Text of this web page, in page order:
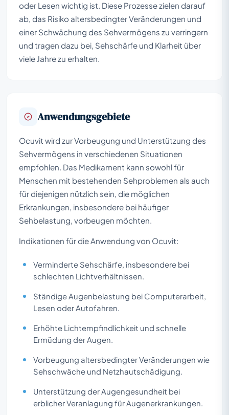
oder Lesen wichtig ist. Diese Prozesse zielen darauf
ab, das Risiko altersbedingter Veränderungen und
einer Schwächung des Sehvermögens zu verringern
und tragen dazu bei, Sehschärfe und Klarheit über
viele Jahre zu erhalten.
Anwendungsgebiete
Ocuvit wird zur Vorbeugung und Unterstützung des
Sehvermögens in verschiedenen Situationen
empfohlen. Das Medikament kann sowohl für
Menschen mit bestehenden Sehproblemen als auch
für diejenigen nützlich sein, die möglichen
Erkrankungen, insbesondere bei häufiger
Sehbelastung, vorbeugen möchten.
Indikationen für die Anwendung von Ocuvit:
Verminderte Sehschärfe, insbesondere bei
schlechten Lichtverhältnissen.
Ständige Augenbelastung bei Computerarbeit,
Lesen oder Autofahren.
Erhöhte Lichtempfindlichkeit und schnelle
Ermüdung der Augen.
Vorbeugung altersbedingter Veränderungen wie
Sehschwäche und Netzhautschädigung.
Unterstützung der Augengesundheit bei
erblicher Veranlagung für Augenerkrankungen.